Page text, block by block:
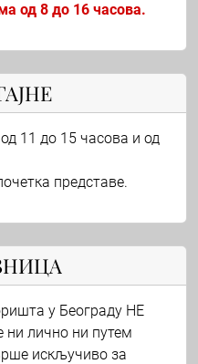
од 8 до 16 часова.
11 до 15 часова и од
представе.
у Београду НЕ
ни лично ни путем
искључиво за